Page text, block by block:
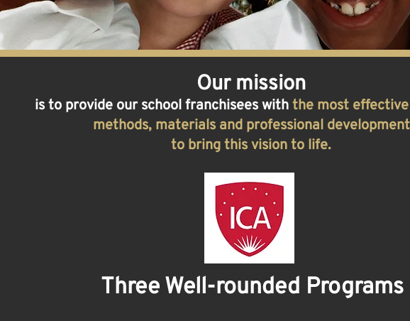
um momento crucial da
Our mission
is to provide our school franchisees withthe most
methods, materials and professional development
to bring this vision to life.
Three Well-rounded Programs